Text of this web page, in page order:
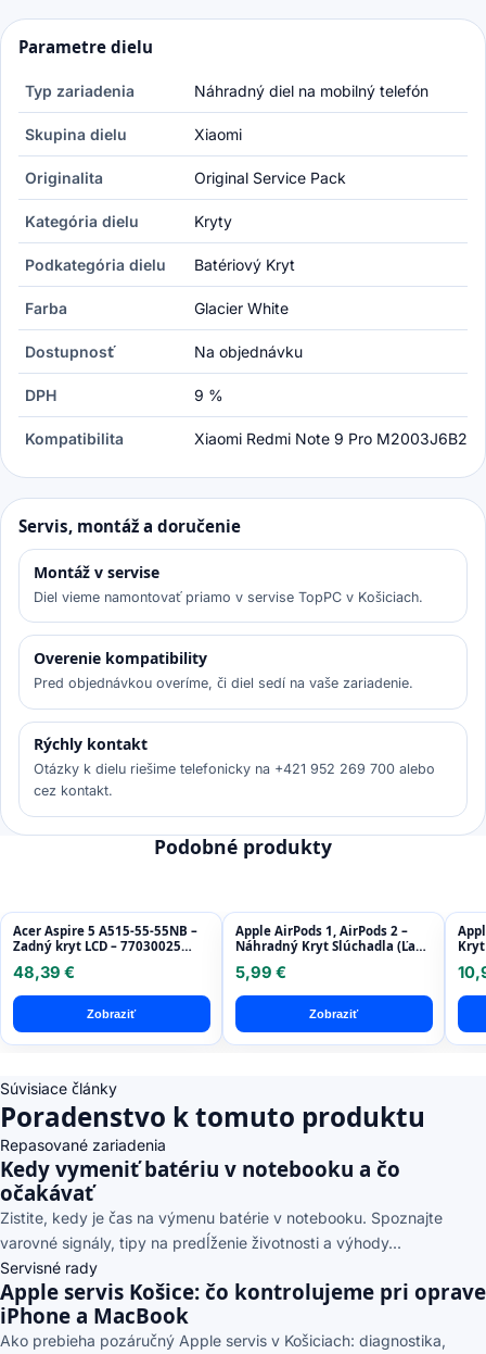
Parametre dielu
Typ zariadenia Náhradný diel na mobilný telefón
Skupina dielu Xiaomi
Originalita Original Service Pack
Kategória dielu Kryty
Podkategória dielu Batériový Kryt
Farba Glacier White
Dostupnosť Na objednávku
DPH 9 %
Kompatibilita Xiaomi Redmi Note 9 Pro M2003J6B2G
Servis, montáž a doručenie
Montáž v servise
Diel vieme namontovať priamo v servise TopPC v Košiciach.
Overenie kompatibility
Pred objednávkou overíme, či diel sedí na vaše zariadenie.
Rýchly kontakt
Otázky k dielu riešime telefonicky na +421 952 269 700 alebo
cez kontakt.
Podobné produkty
Acer Aspire 5 A515-55-55NB –
Zadný kryt LCD – 77030025
48,39 €
Zobraziť
Apple AirPods 1, AirPods 2 –
Náhradný Kryt Slúchadla (Ľavý
5,99 €
Zobraziť
Súvisiace články
Poradenstvo k tomuto produktu
Repasované zariadenia
Kedy vymeniť batériu v notebooku a čo
očakávať
Zistite, kedy je čas na výmenu batérie v notebooku. Spoznajte
varovné signály, tipy na predĺženie životnosti a výhody...
Servisné rady
Apple servis Košice: čo kontrolujeme pri oprave
iPhone a MacBook
Ako prebieha pozáručný Apple servis v Košiciach: diagnostika,